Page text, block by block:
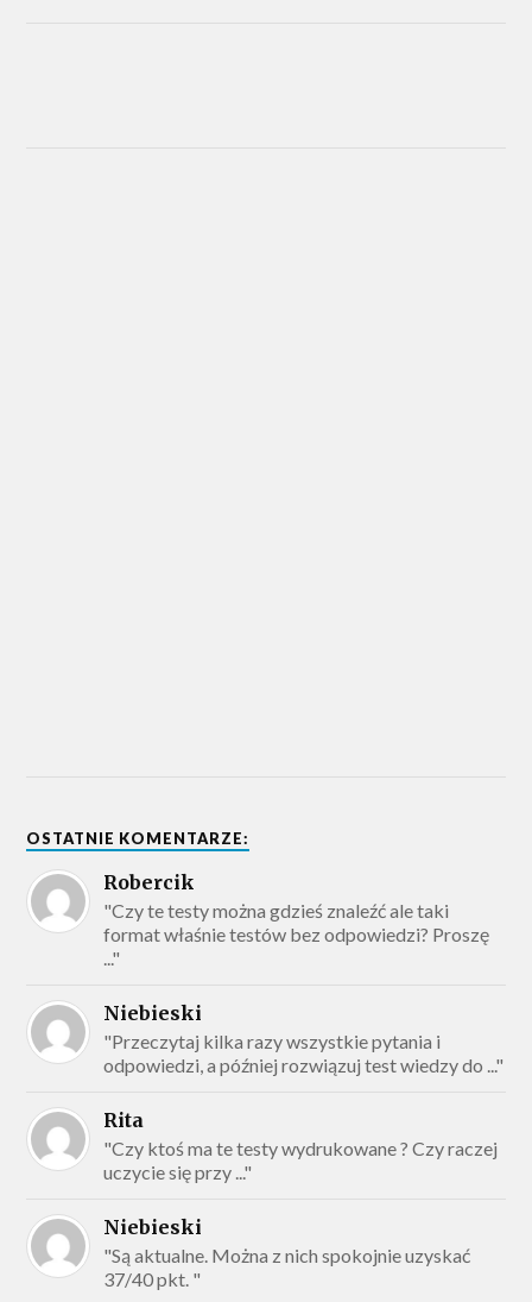
OSTATNIE KOMENTARZE:
Robercik
"Czy te testy można gdzieś znaleźć ale taki
format właśnie testów bez odpowiedzi? Proszę
..."
Niebieski
"Przeczytaj kilka razy wszystkie pytania i
odpowiedzi, a później rozwiązuj test wiedzy do ..."
Rita
"Czy ktoś ma te testy wydrukowane ? Czy raczej
uczycie się przy ..."
Niebieski
"Są aktualne. Można z nich spokojnie uzyskać
37/40 pkt. "